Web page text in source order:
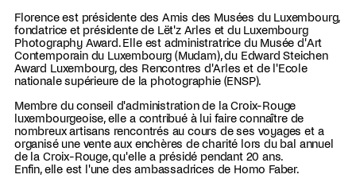
Florence est présidente des Amis des Musées du Luxembourg,
fondatrice et présidente de Lët'z Arles et du Luxembourg
Photography Award. Elle est administratrice du Musée d'Art
Contemporain du Luxembourg (Mudam), du Edward Steichen
Award Luxembourg, des Rencontres d'Arles et de l'Ecole
nationale supérieure de la photographie (ENSP).
Membre du conseil d'administration de la Croix-Rouge
luxembourgeoise, elle a contribué à lui faire connaître de
nombreux artisans rencontrés au cours de ses voyages et a
organisé une vente aux enchères de charité lors du bal annuel
de la Croix-Rouge, qu'elle a présidé pendant 20 ans.
Enfin, elle est l'une des ambassadrices de Homo Faber.